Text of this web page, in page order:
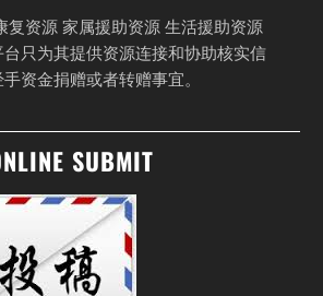
复资源 家属援助资源 生活援助资源
只为其提供资源连接和协助核实信
资金捐赠或者转赠事宜。
SUBMIT